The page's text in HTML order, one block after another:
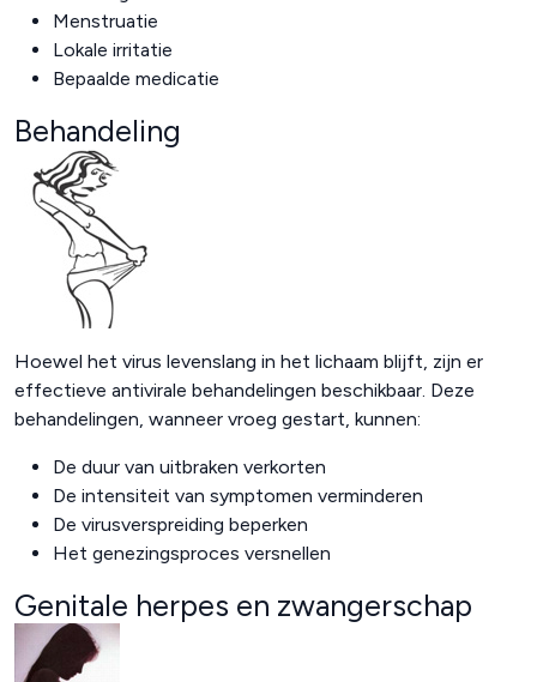
Menstruatie
Lokale irritatie
Bepaalde medicatie
Behandeling
Hoewel het virus levenslang in het lichaam blijft, zijn er
effectieve antivirale behandelingen beschikbaar. Deze
behandelingen, wanneer vroeg gestart, kunnen:
De duur van uitbraken verkorten
De intensiteit van symptomen verminderen
De virusverspreiding beperken
Het genezingsproces versnellen
Genitale herpes en zwangerschap